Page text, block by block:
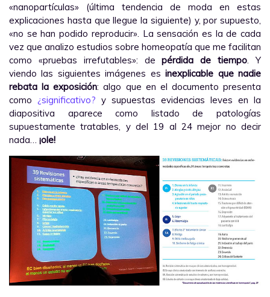
«nanopartículas» (última tendencia de moda en estas
explicaciones hasta que llegue la siguiente) y, por supuesto,
«no se han podido reproducir». La sensación es la de cada
vez que analizo estudios sobre homeopatía que me facilitan
como «pruebas irrefutables»: depérdida de tiempo . Y
viendo las siguientes imágenes esinexplicable que nadie
rebata la exposición: algo que en el documento presenta
como ¿significativo? y supuestas evidencias leves en la
diapositiva aparece como listado de patologías
supuestamente tratables, y del 19 al 24 mejor no decir
nada… ¡ole!